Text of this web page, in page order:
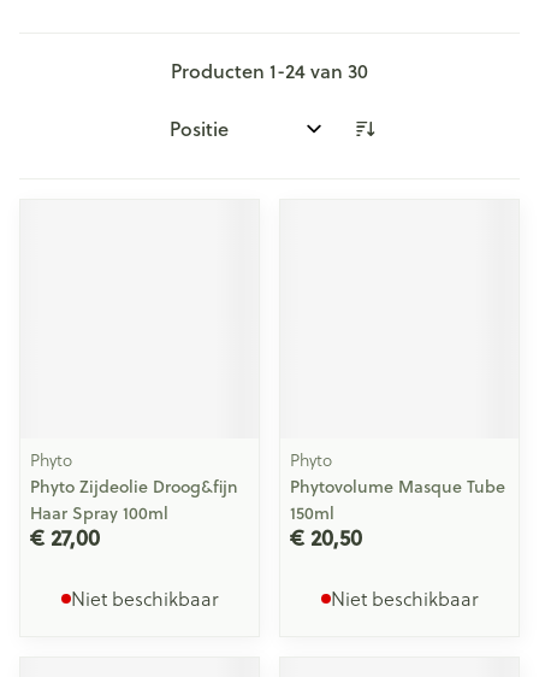
Producten 1-24van 30
Sorteer op:
Phyto
Phyto Zijdeolie Droog&fijn
Haar Spray 100ml
€ 27,00
Niet beschikbaar
Phyto
Phytovolume Masque Tube
150ml
€ 20,50
Niet beschikbaar